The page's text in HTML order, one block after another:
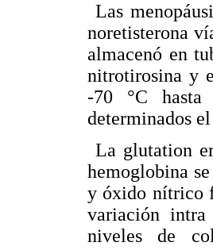
Las
noretisterona
almacenó en
nitrotirosina y
-70 °C hasta
determinados
La glutation
hemoglobina
y óxido nítrico
variación
niveles de